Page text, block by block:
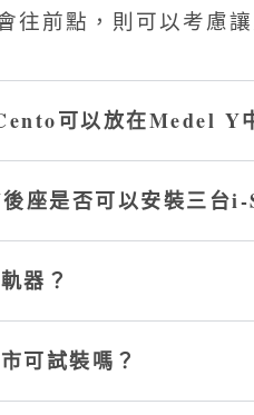
往前點，則可以考慮
可以放在Medel Y
座是否可以安裝三台
器？
可試裝嗎？